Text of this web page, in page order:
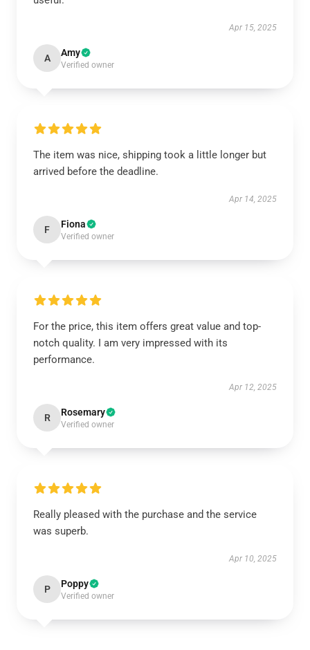
Apr 15, 2025
A Amy
Verified owner
The item was nice, shipping took a little longer but
arrived before the deadline.
Apr 14, 2025
F Fiona
Verified owner
For the price, this item offers great value and top-
notch quality. I am very impressed with its
performance.
Apr 12, 2025
R Rosemary
Verified owner
Really pleased with the purchase and the service
was superb.
Apr 10, 2025
P Poppy
Verified owner